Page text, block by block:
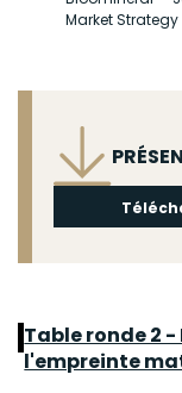
Market Strategy
Table ronde 2
l'empreinte